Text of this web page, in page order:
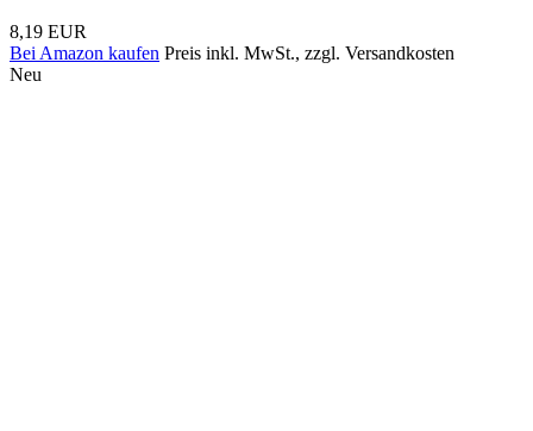
8,19 EUR
Bei Amazon kaufen Preis inkl. MwSt., zzgl. Versandkosten
Neu